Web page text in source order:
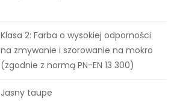
Klasa 2: Farba o wysokiej odporności
na zmywanie i szorowanie na mokro
(zgodnie z normą PN-EN 13 300)
Jasny taupe